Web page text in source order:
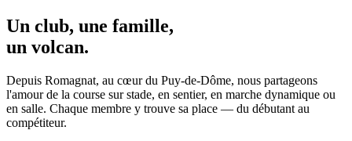
Un club, une famille,
un volcan.
Depuis Romagnat, au cœur du Puy-de-Dôme, nous partageons
l'amour de la course sur stade, en sentier, en marche dynamique ou
en salle. Chaque membre y trouve sa place — du débutant au
compétiteur.